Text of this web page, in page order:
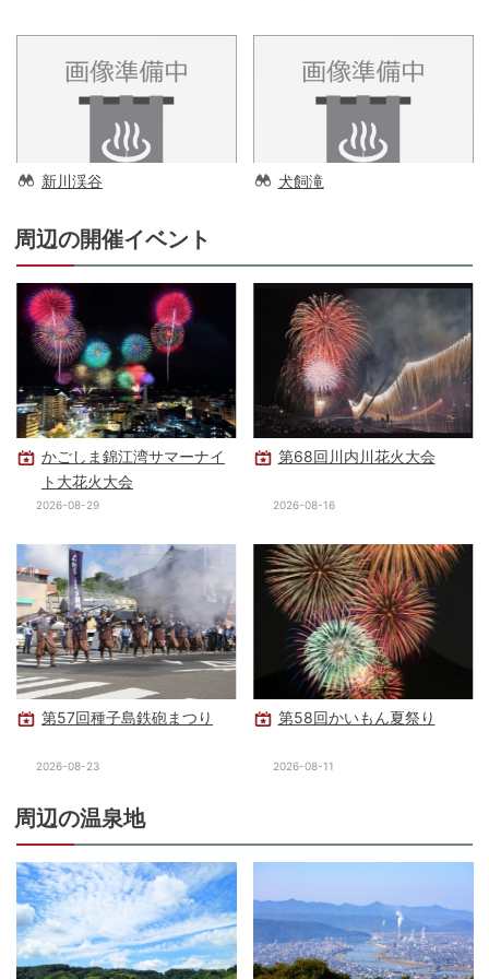
新川渓谷 犬飼滝
周辺の開催イベント
かごしま錦江湾サマーナイ
ト大花火大会
2026-08-29
第68回川内川花火大会
2026-08-16
第57回種子島鉄砲まつり
2026-08-23
第58回かいもん夏祭り
2026-08-11
周辺の温泉地